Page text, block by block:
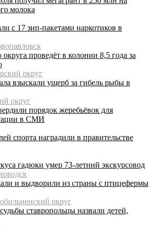
молока
с 17 зип-пакетами наркотиков в
проведёт в колонии 8,5 года за
округ
взыскали ущерб за гибель рыбы в
округ
порядок жеребьёвок для
в СМИ
спорта наградили в правительстве
гадюки умер 73-летний экскурсовод
и выдворили из страны с птицефермы
округ
ставропольцы назвали детей,